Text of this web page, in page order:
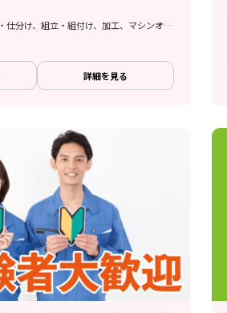
軽作業、検査、梱包・仕分け、組立・組付け、加工、マシンオペレーター、クリーンルーム、清掃・洗浄、メンテナンス・保全、フォークリフト、座り作業、玉掛け・クレーン、ライン作業、ハンダ付け、鋳造・鍛造、立ち作業、溶接、その他
詳細を見る